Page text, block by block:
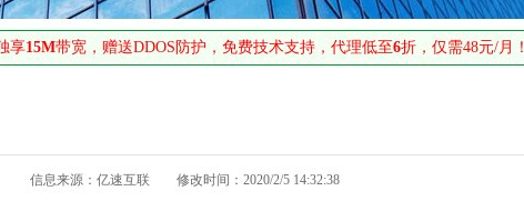
享15M带宽，赠送DDOS防护，免费技术支持，代理低至6折，仅需48元/月！
信息来源：亿速互联 修改时间：2020/2/5 14:32:38